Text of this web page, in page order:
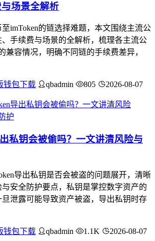
场景全解析
imToken的链选择难题，本文围绕主流公
手续费与场景的全解析，梳理各主流公
兼容情况，明确不同链的手续费差异，
钱包下载 qbadmin 805 2026-08-07
私钥会被偷吗？一文讲清风险与
导出私钥是否会被盗的问题展开，清晰
安全防护要点，私钥是掌控数字资产的
泄露可能导致资产被盗，导出私钥时存
钱包下载 qbadmin 1.1K 2026-08-07